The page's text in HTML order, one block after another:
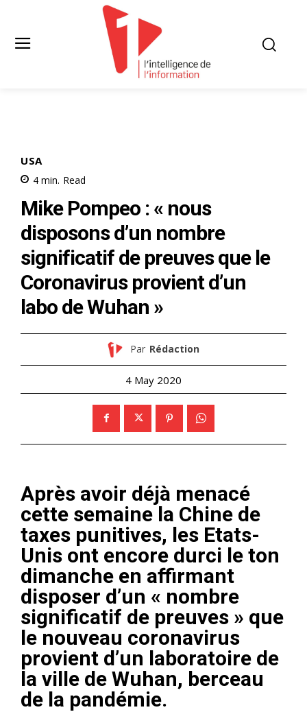
USA
4 min. Read
Mike Pompeo : « nous
disposons d’un nombre
significatif de preuves que le
Coronavirus provient d’un
labo de Wuhan »
Par Rédaction
4 May 2020
Après avoir déjà menacé
cette semaine la Chine de
taxes punitives, les Etats-
Unis ont encore durci le ton
dimanche en affirmant
disposer d’un « nombre
significatif de preuves » que
le nouveau coronavirus
provient d’un laboratoire de
la ville de Wuhan, berceau
de la pandémie.